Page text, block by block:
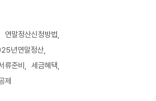
연말정산신청방법
년연말정산
류준비
세금혜택
제